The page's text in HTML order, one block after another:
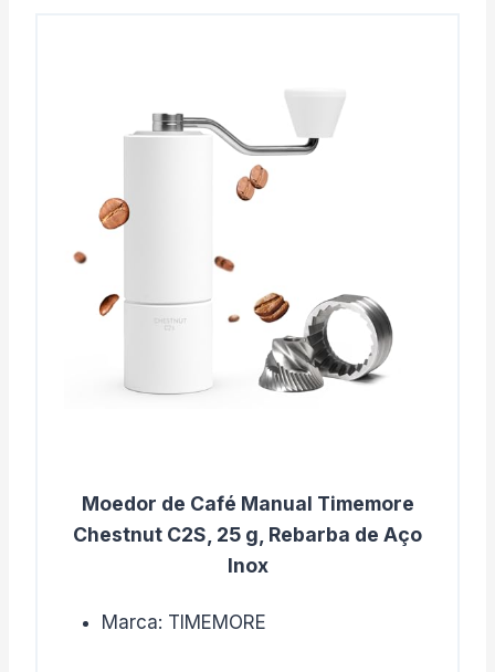
Moedor de Café Manual Timemore
Chestnut C2S, 25 g, Rebarba de Aço
Inox
Marca: TIMEMORE